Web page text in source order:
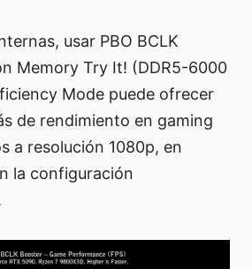
usar PBO BCLK
Memory Try It! (DDR5-6000
Mode puede ofrecer
de rendimiento en gaming
a resolución 1080p, en
la configuración